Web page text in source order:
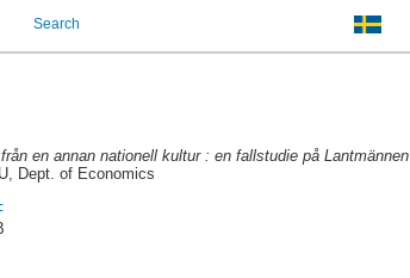
Search
en annan nationell kultur : en fallstudie på Lantmännen
Dept. of Economics